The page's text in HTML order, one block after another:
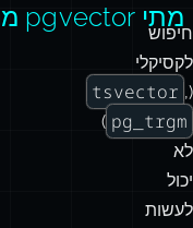
חיפוש
לקסיקלי
(
tsvector ,
pg_trgm
)
לא
יכול
לעשות
מתי pgvector מנצח